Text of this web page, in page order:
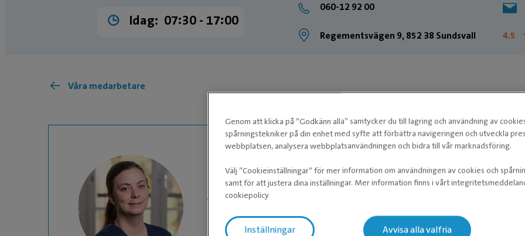
Idag: 07:30 ­- 17:00
060-12 92 00
Regementsvägen 9, 852 38 Sundsvall 4.5
Våra medarbetare
Julia
Djurvårdare nivå 3
Genom att klicka på ”Godkänn alla” samtycker du till lagring och användning av
spårningstekniker på din enhet med syfte att förbättra navigeringen och utveckla
webbplatsen, analysera webbplatsanvändningen och bidra till vår marknadsföring.
Välj ”Cookieinställningar” för mer information om användningen av cookies och
samt för att justera dina inställningar. Mer information finns i vårt
cookiepolicy
Inställningar Avvisa alla valfria